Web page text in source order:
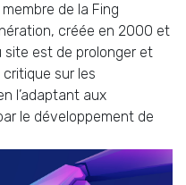
de la Fing
créée en 2000 et
site est de prolonger et
sur les
l’adaptant aux
le développement de